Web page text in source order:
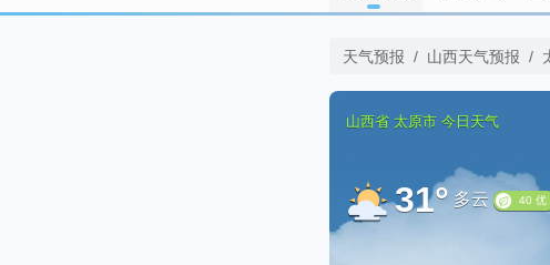
天气预报 / 山西天气预报 /
山西省 太原市 今日天气
31° 多云